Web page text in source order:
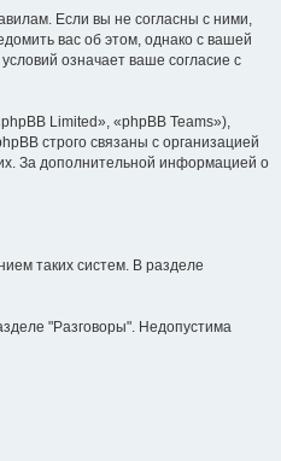
Если вы не согласны с ними,
вас об этом, однако с вашей
означает ваше согласие с
Limited», «phpBB Teams»),
строго связаны с организацией
За дополнительной информацией о
таких систем. В разделе
"Разговоры". Недопустима